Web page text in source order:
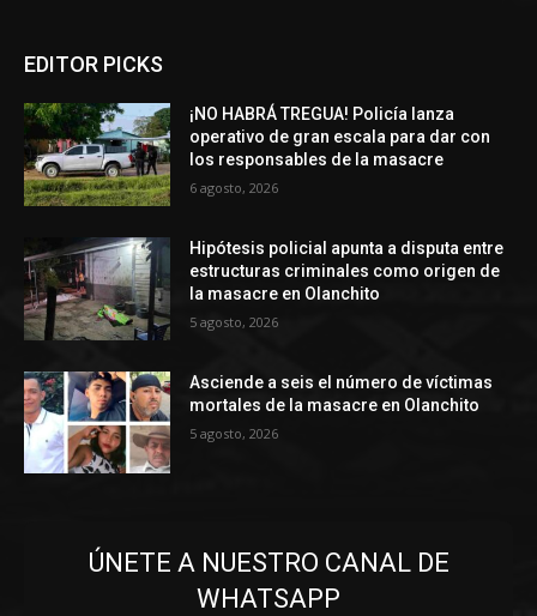
EDITOR PICKS
¡NO HABRÁ TREGUA! Policía lanza
operativo de gran escala para dar con
los responsables de la masacre
6 agosto, 2026
Hipótesis policial apunta a disputa entre
estructuras criminales como origen de
la masacre en Olanchito
5 agosto, 2026
Asciende a seis el número de víctimas
mortales de la masacre en Olanchito
5 agosto, 2026
ÚNETE A NUESTRO CANAL DE
WHATSAPP